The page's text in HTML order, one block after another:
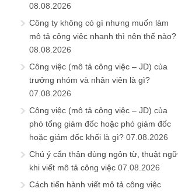
08.08.2026
Công ty không có gì nhưng muốn làm
mô tả công việc nhanh thì nên thế nào?
08.08.2026
Công việc (mô tả công việc – JD) của
trưởng nhóm và nhân viên là gì?
07.08.2026
Công việc (mô tả công việc – JD) của
phó tổng giám đốc hoặc phó giám đốc
hoặc giám đốc khối là gì? 07.08.2026
Chú ý cẩn thận dùng ngôn từ, thuật ngữ
khi viết mô tả công việc 07.08.2026
Cách tiến hành viết mô tả công việc